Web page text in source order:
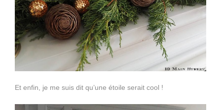
Et enfin, je me suis dit qu’une étoile serait cool !